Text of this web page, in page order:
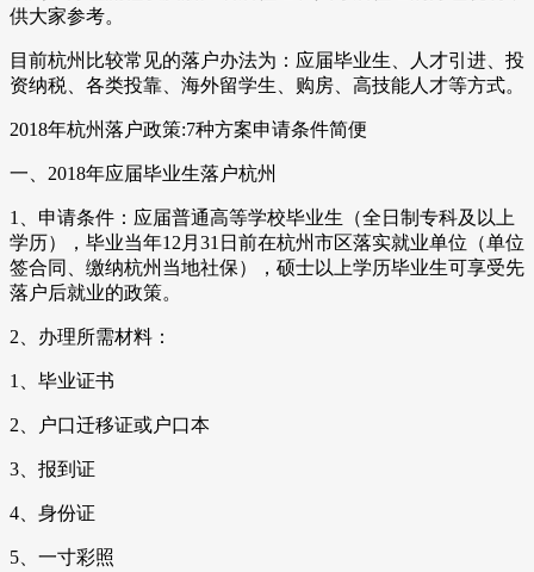
供大家参考。
目前杭州比较常见的落户办法为：应届毕业生、人才引进、投
资纳税、各类投靠、海外留学生、购房、高技能人才等方式。
2018年杭州落户政策:7种方案申请条件简便
一、2018年应届毕业生落户杭州
1、申请条件：应届普通高等学校毕业生（全日制专科及以上
学历），毕业当年12月31日前在杭州市区落实就业单位（单位
签合同、缴纳杭州当地社保），硕士以上学历毕业生可享受先
落户后就业的政策。
2、办理所需材料：
1、毕业证书
2、户口迁移证或户口本
3、报到证
4、身份证
5、一寸彩照